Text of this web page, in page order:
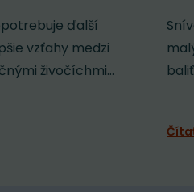
ďalší
vzťahy medzi
živočíchmi...